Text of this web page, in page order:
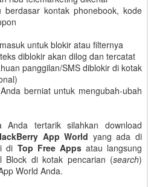
kontak phonebook, kode
untuk blokir atau filternya
diblokir akan dilog dan tercatat
panggilan/SMS diblokir di kotak
berniat untuk mengubah-ubah
Anda tertarik silahkan download
App World yang ada di
di Top Free Appsatau langsung
Block di kotak pencarian (search)
World Anda.